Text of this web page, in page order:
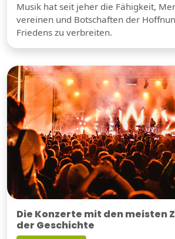
Musik hat seit jeher die Fähigkeit,
vereinen und Botschaften der
Friedens zu verbreiten.
Die Konzerte mit den meisten
der Geschichte